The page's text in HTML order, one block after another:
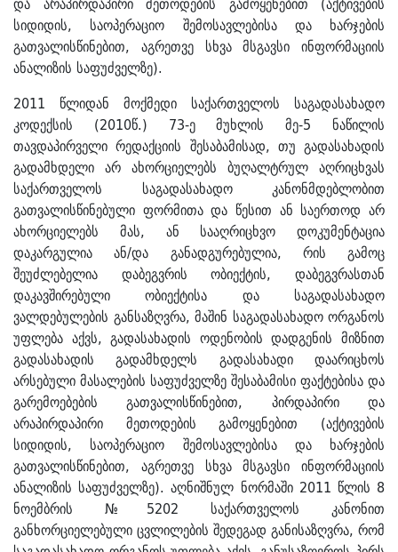
სიდიდის, საოპერაციო შემოსავლებისა და ხარჯების
გათვალისწინებით, აგრეთვე სხვა მსგავსი ინფორმაციის
ანალიზის საფუძველზე).
2011 წლიდან მოქმედი საქართველოს საგადასახადო
კოდექსის (2010წ.) 73-ე მუხლის მე-5 ნაწილის
თავდაპირველი რედაქციის შესაბამისად, თუ გადასახადის
გადამხდელი არ ახორციელებს ბუღალტრულ აღრიცხვას
საქართველოს საგადასახადო კანონმდებლობით
გათვალისწინებული ფორმითა და წესით ან საერთოდ არ
ახორციელებს მას, ან სააღრიცხვო დოკუმენტაცია
დაკარგულია ან/და განადგურებულია, რის გამოც
შეუძლებელია დაბეგვრის ობიექტის, დაბეგვრასთან
დაკავშირებული ობიექტისა და საგადასახადო
ვალდებულების განსაზღვრა, მაშინ საგადასახადო ორგანოს
უფლება აქვს, გადასახადის ოდენობის დადგენის მიზნით
გადასახადის გადამხდელს გადასახადი დაარიცხოს
არსებული მასალების საფუძველზე შესაბამისი ფაქტებისა და
გარემოებების გათვალისწინებით, პირდაპირი და
არაპირდაპირი მეთოდების გამოყენებით (აქტივების
სიდიდის, საოპერაციო შემოსავლებისა და ხარჯების
გათვალისწინებით, აგრეთვე სხვა მსგავსი ინფორმაციის
ანალიზის საფუძველზე). აღნიშნულ ნორმაში 2011 წლის 8
ნოემბრის №5202 საქართველოს კანონით
განხორციელებული ცვლილების შედეგად განისაზღვრა, რომ